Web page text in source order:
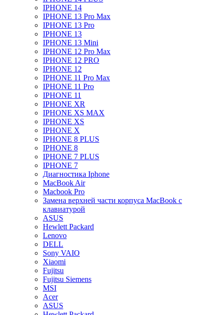
IPHONE 14
IPHONE 13 Pro Max
IPHONE 13 Pro
IPHONE 13
IPHONE 13 Mini
IPHONE 12 Pro Max
IPHONE 12 PRO
IPHONE 12
IPHONE 11 Pro Max
IPHONE 11 Pro
IPHONE 11
IPHONE XR
IPHONE XS MAX
IPHONE XS
IPHONE X
IPHONE 8 PLUS
IPHONE 8
IPHONE 7 PLUS
IPHONE 7
Диагностика Iphone
MacBook Air
Macbook Pro
Замена верхней части корпуса MacBook с
клавиатурой
ASUS
Hewlett Packard
Lenovo
DELL
Sony VAIO
Xiaomi
Fujitsu
Fujitsu Siemens
MSI
Acer
ASUS